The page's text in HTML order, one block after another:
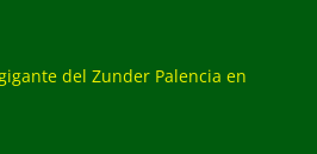
del Zunder Palencia en